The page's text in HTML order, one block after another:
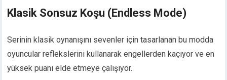
Klasik Sonsuz Koşu (Endless Mode)
Serinin klasik oynanışını sevenler için tasarlanan bu modda
oyuncular reflekslerini kullanarak engellerden kaçıyor ve en
yüksek puanı elde etmeye çalışıyor.